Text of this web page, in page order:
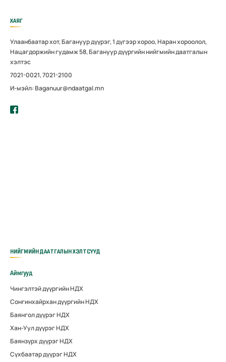
ХАЯГ
Улаанбаатар хот, Багануур дүүрэг, 1 дүгээр хороо, Наран хороолол,
Нацагдоржийн гудамж 58, Багануур дүүргийн нийгмийн даатгалын
хэлтэс
7021-0021, 7021-2100
И-мэйл: Baganuur@ndaatgal.mn
НИЙГМИЙН ДААТГАЛЫН ХЭЛТСҮҮД
Аймгууд
Чингэлтэй дүүргийн НДХ
Сонгинхайрхан дүүргийн НДХ
Баянгол дүүрэг НДХ
Хан-Уул дүүрэг НДХ
Баянзүрх дүүрэг НДХ
Сүхбаатар дүүрэг НДХ